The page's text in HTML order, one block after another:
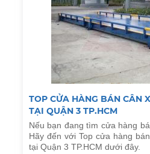
TOP CỬA HÀNG BÁN CÂN
TẠI QUẬN 3 TP.HCM
Nếu bạn đang tìm cửa hàng
Hãy đến với Top cửa hàng
tại Quận 3 TP.HCM dưới đây.